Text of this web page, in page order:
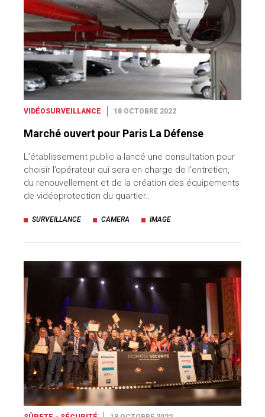
VIDÉOSURVEILLANCE 18 OCTOBRE 2022
Marché ouvert pour Paris La Défense
L’établissement public a lancé une consultation pour
choisir l’opérateur qui sera en charge de l’entretien,
du renouvellement et de la création des équipements
de vidéoprotection du quartier…
SURVEILLANCE CAMERA IMAGE